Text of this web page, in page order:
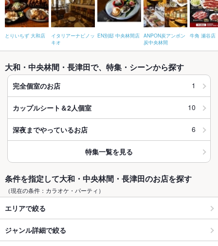
とりいちず 大和店
イタリアーナピノッ
キオ
EN別邸 中央林間店 ANPON炭アンポン
炭中央林間
牛角 瀬谷店
大和・中央林間・長津田で、特集・シーンから探す
完全個室のお店 1
カップルシート＆2人個室 10
深夜までやっているお店 6
特集一覧を見る
条件を指定して大和・中央林間・長津田のお店を探す
（現在の条件：カラオケ・パーティ）
エリアで絞る
ジャンル詳細で絞る